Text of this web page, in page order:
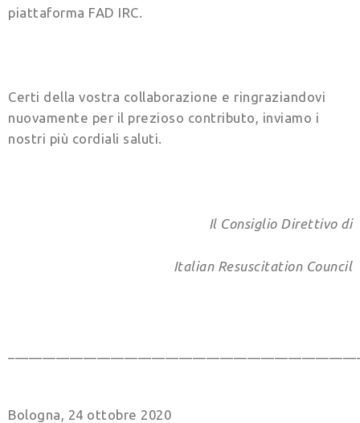
piattaforma FAD IRC.
Certi della vostra collaborazione e ringraziandovi
nuovamente per il prezioso contributo, inviamo i
nostri più cordiali saluti.
Il Consiglio Direttivo di
Italian Resuscitation Council
Bologna, 24 ottobre 2020